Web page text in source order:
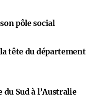
pôle social
tête du département
Sud à l’Australie